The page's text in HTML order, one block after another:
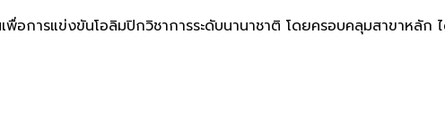
การแข่งขันโอลิมปิกวิชาการระดับนานาชาติ โดยครอบคลุมสาขาหลัก